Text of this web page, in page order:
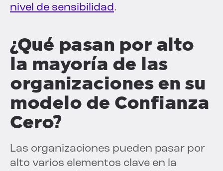
nivel de sensibilidad.
¿Qué pasan por alto
la mayoría de las
organizaciones en su
modelo de Confianza
Cero?
Las organizaciones pueden pasar por
alto varios elementos clave en la